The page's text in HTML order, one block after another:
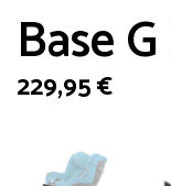
Base
229,95€